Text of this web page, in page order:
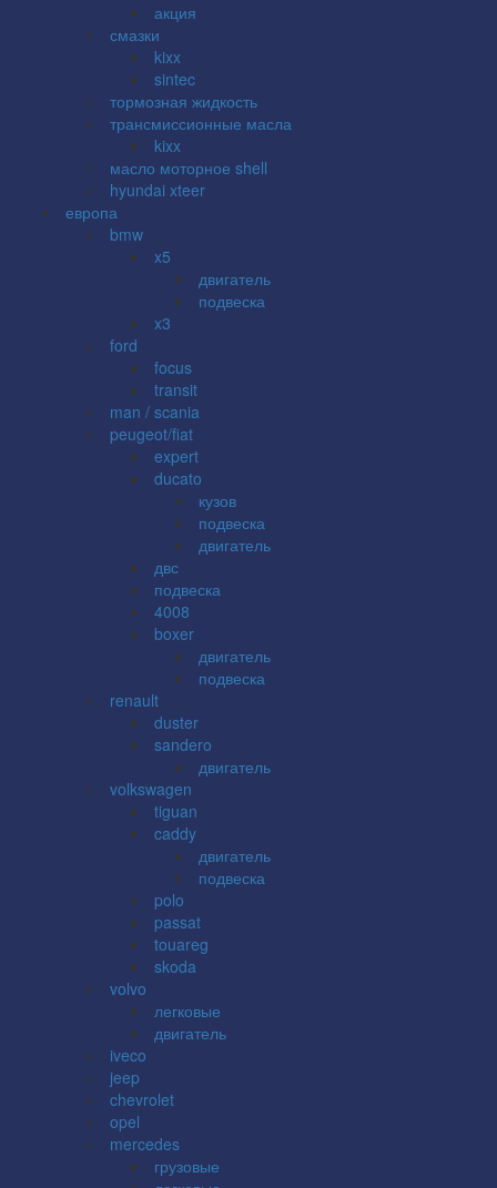
акция
смазки
kixx
sintec
тормозная жидкость
трансмиссионные масла
kixx
масло моторное shell
hyundai xteer
европа
bmw
x5
двигатель
подвеска
x3
ford
focus
transit
man / scania
peugeot/fiat
expert
ducato
кузов
подвеска
двигатель
двс
подвеска
4008
boxer
двигатель
подвеска
renault
duster
sandero
двигатель
volkswagen
tiguan
caddy
двигатель
подвеска
polo
passat
touareg
skoda
volvo
легковые
двигатель
iveco
jeep
chevrolet
opel
mercedes
грузовые